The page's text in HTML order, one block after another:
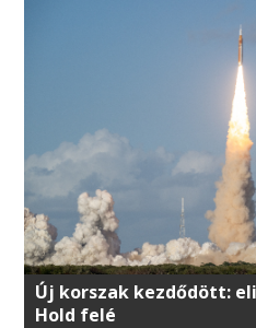
Új korszak kezdődött:
Hold felé